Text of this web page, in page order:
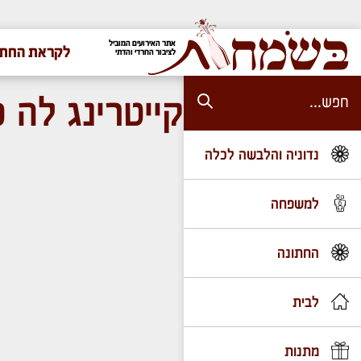
אתר האירועים המוביל
לציבור החרדי והדתי
לקראת
נדוניה והלבשה לכלה
למשפחה
החתונה
לבית
מתנות
קייטרינג